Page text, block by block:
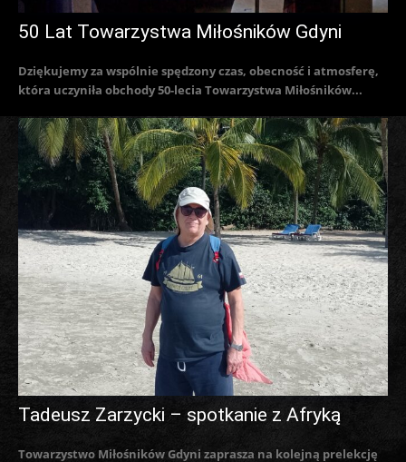
50 Lat Towarzystwa Miłośników Gdyni
Dziękujemy za wspólnie spędzony czas, obecność i atmosferę,
która uczyniła obchody 50-lecia Towarzystwa Miłośników...
Tadeusz Zarzycki – spotkanie z Afryką
Towarzystwo Miłośników Gdyni zaprasza na kolejną prelekcję